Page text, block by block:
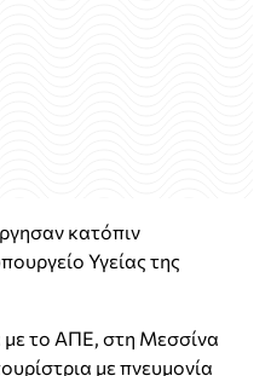
κατόπιν
Υγείας της
το ΑΠΕ, στη Μεσσίνα
με πνευμονία